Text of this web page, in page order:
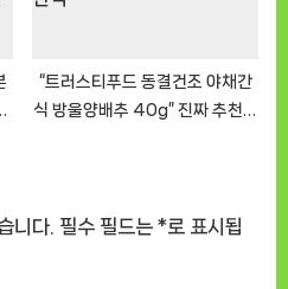
“트러스티푸드 동결건조 야채간
식 방울양배추 40g” 진짜 추천하
니다. 필수 필드는 *로 표시됩